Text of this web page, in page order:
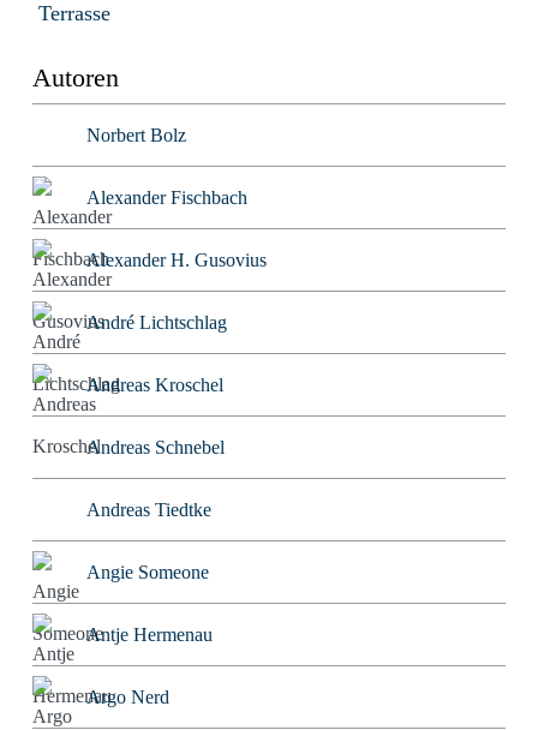
Terrasse
Autoren
Norbert Bolz
Alexander Fischbach
Alexander H. Gusovius
André Lichtschlag
Andreas Kroschel
Andreas Schnebel
Andreas Tiedtke
Angie Someone
Antje Hermenau
Argo Nerd